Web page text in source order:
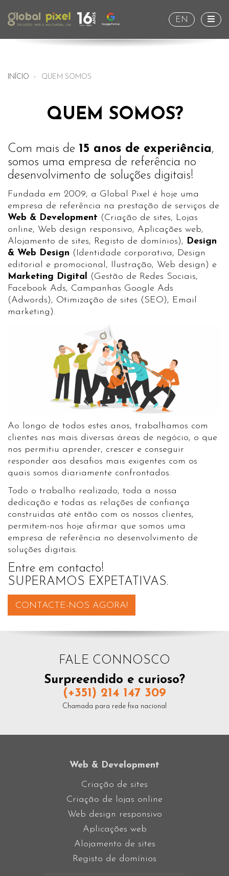
EN
INÍCIO QUEM SOMOS
QUEM SOMOS?
Com mais de 15 anos de experiência,
somos uma empresa de referência no
desenvolvimento de soluções digitais!
Fundada em 2009, a Global Pixel é hoje uma
empresa de referência na prestação de serviços de
Web & Development (Criação de sites, Lojas
online, Web design responsivo, Aplicações web,
Alojamento de sites, Registo de domínios), Design
& Web Design ( Identidade corporativa, Design
editorial e promocional, Ilustração, Web design ) e
Marketing Digital (Gestão de Redes Sociais,
Facebook Ads, Campanhas Google Ads
(Adwords), Otimização de sites (SEO), Email
marketing ).
Ao longo de todos estes anos, trabalhamos com
clientes nas mais diversas áreas de negócio, o que
nos permitiu aprender, crescer e conseguir
responder aos desafios mais exigentes com os
quais somos diariamente confrontados.
Todo o trabalho realizado, toda a nossa
dedicação e todas as relações de confiança
construidas até então com os nossos clientes,
permitem-nos hoje afirmar que somos uma
empresa de referência no desenvolvimento de
soluções digitais.
Entre em contacto!
SUPERAMOS EXPETATIVAS.
CONTACTE-NOS AGORA!
FALE CONNOSCO
Surpreendido e curioso?
(+351) 214 147 309
Chamada para rede fixa nacional
Web & Development
Criação de sites
Criação de lojas online
Web design responsivo
Aplicações web
Alojamento de sites
Registo de domínios